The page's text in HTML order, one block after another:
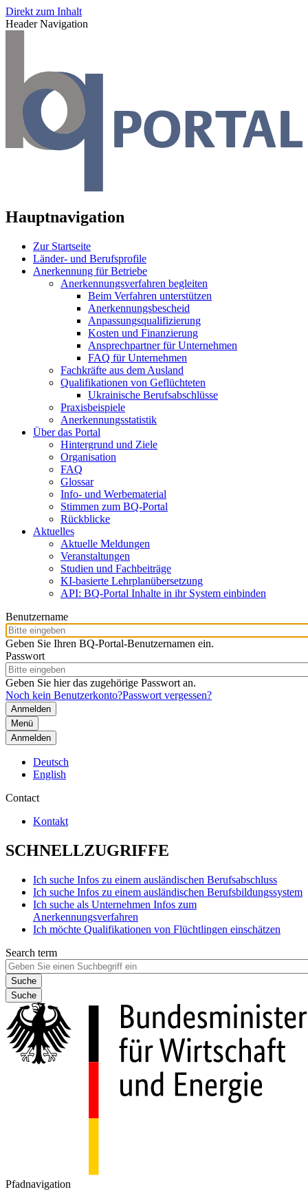
Direkt zum Inhalt
Header Navigation
Hauptnavigation
Zur Startseite
Länder- und Berufsprofile
Anerkennung für Betriebe
Anerkennungsverfahren begleiten
Beim Verfahren unterstützen
Anerkennungsbescheid
Anpassungsqualifizierung
Kosten und Finanzierung
Ansprechpartner für Unternehmen
FAQ für Unternehmen
Fachkräfte aus dem Ausland
Qualifikationen von Geflüchteten
Ukrainische Berufsabschlüsse
Praxisbeispiele
Anerkennungsstatistik
Über das Portal
Hintergrund und Ziele
Organisation
FAQ
Glossar
Info- und Werbematerial
Stimmen zum BQ-Portal
Rückblicke
Aktuelles
Aktuelle Meldungen
Veranstaltungen
Studien und Fachbeiträge
KI-basierte Lehrplanübersetzung
API: BQ-Portal Inhalte in ihr System einbinden
Benutzername
Geben Sie Ihren BQ-Portal-Benutzernamen ein.
Passwort
Geben Sie hier das zugehörige Passwort an.
Noch kein Benutzerkonto?Passwort vergessen?
Menü
Anmelden
Deutsch
English
Contact
Kontakt
SCHNELLZUGRIFFE
Ich suche Infos zu einem ausländischen Berufsabschluss
Ich suche Infos zu einem ausländischen Berufsbildungssystem
Ich suche als Unternehmen Infos zum
Anerkennungsverfahren
Ich möchte Qualifikationen von Flüchtlingen einschätzen
Search term
Suche
Pfadnavigation